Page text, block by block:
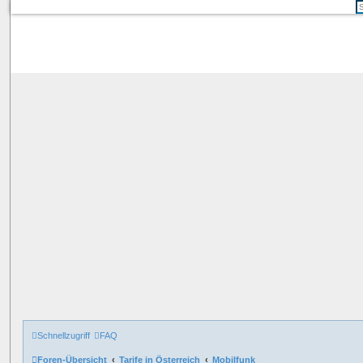
Schnellzugriff FAQ
Foren-Übersicht Tarife in Österreich Mobilfunk